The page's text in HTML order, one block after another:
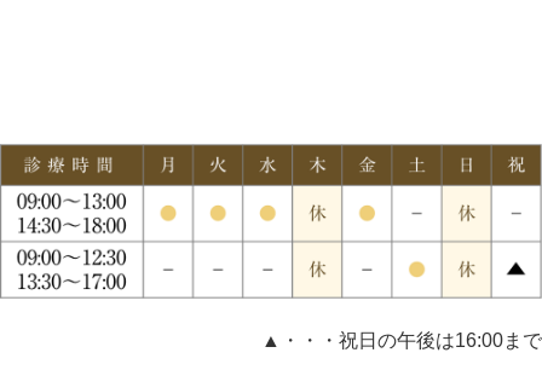
▲・・・祝日の午後は16:00まで